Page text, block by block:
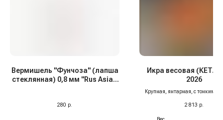
Вермишель "Фунчоза" (лапша
стеклянная) 0,8 мм "Rus Asia",
280 р.
Икра весовая (КЕТА)
2026
Крупная, янтарная, с тонким
2 813 р.